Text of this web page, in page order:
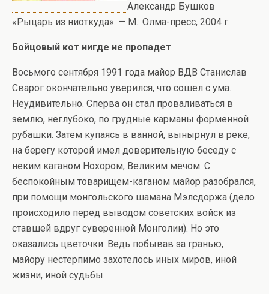
Александр Бушков
«Рыцарь из ниоткуда». — М.: Олма-пресс, 2004 г.
Бойцовый кот нигде не пропадет
Восьмого сентября 1991 года майор ВДВ Станислав
Сварог окончательно уверился, что сошел с ума.
Неудивительно. Сперва он стал проваливаться в
землю, неглубоко, по грудные карманы форменной
рубашки. Затем купаясь в ванной, вынырнул в реке,
на берегу которой имел доверительную беседу с
неким каганом Нохором, Великим мечом. С
беспокойным товарищем-каганом майор разобрался,
при помощи монгольского шамана Мэлсдоржа (дело
происходило перед выводом советских войск из
ставшей вдруг суверенной Монголии). Но это
оказались цветочки. Ведь побывав за гранью,
майору нестерпимо захотелось иных миров, иной
жизни, иной судьбы.